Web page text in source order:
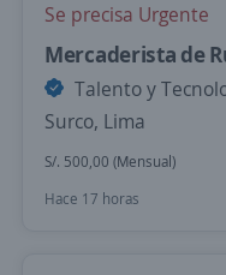
Se precisa Urgente
Mercaderista de
Talento y
Surco, Lima
S/. 500,00 (Mensual)
Hace 17 horas